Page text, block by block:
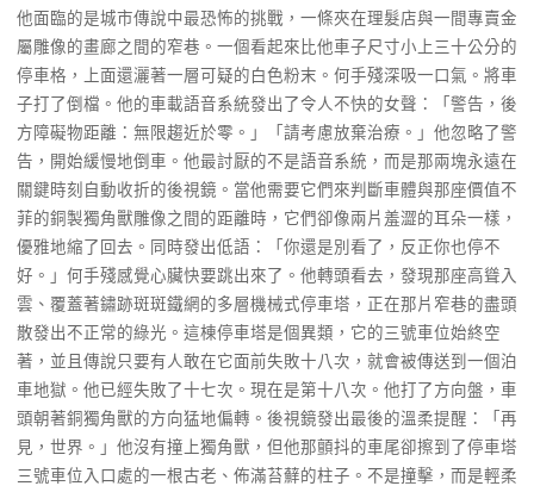
他面臨的是城市傳說中最恐怖的挑戰，一條夾在理髮店與一間專賣金
屬雕像的畫廊之間的窄巷。一個看起來比他車子尺寸小上三十公分的
停車格，上面還灑著一層可疑的白色粉末。何手殘深吸一口氣。將車
子打了倒檔。他的車載語音系統發出了令人不快的女聲：「警告，後
方障礙物距離：無限趨近於零。」「請考慮放棄治療。」他忽略了警
告，開始緩慢地倒車。他最討厭的不是語音系統，而是那兩塊永遠在
關鍵時刻自動收折的後視鏡。當他需要它們來判斷車體與那座價值不
菲的銅製獨角獸雕像之間的距離時，它們卻像兩片羞澀的耳朵一樣，
優雅地縮了回去。同時發出低語：「你還是別看了，反正你也停不
好。」何手殘感覺心臟快要跳出來了。他轉頭看去，發現那座高聳入
雲、覆蓋著鏽跡斑斑鐵網的多層機械式停車塔，正在那片窄巷的盡頭
散發出不正常的綠光。這棟停車塔是個異類，它的三號車位始終空
著，並且傳說只要有人敢在它面前失敗十八次，就會被傳送到一個泊
車地獄。他已經失敗了十七次。現在是第十八次。他打了方向盤，車
頭朝著銅獨角獸的方向猛地偏轉。後視鏡發出最後的溫柔提醒：「再
見，世界。」他沒有撞上獨角獸，但他那顫抖的車尾卻擦到了停車塔
三號車位入口處的一根古老、佈滿苔蘚的柱子。不是撞擊，而是輕柔